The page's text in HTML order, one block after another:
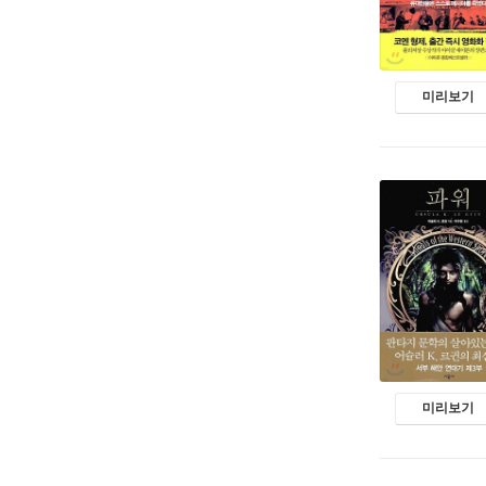
미리보기
미리보기